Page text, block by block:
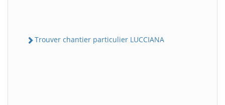
Trouver chantier particulier LUCCIANA